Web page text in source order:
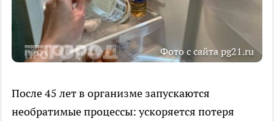
Фото с сайта pg21.ru
После 45 лет в организме запускаются
необратимые процессы: ускоряется потеря